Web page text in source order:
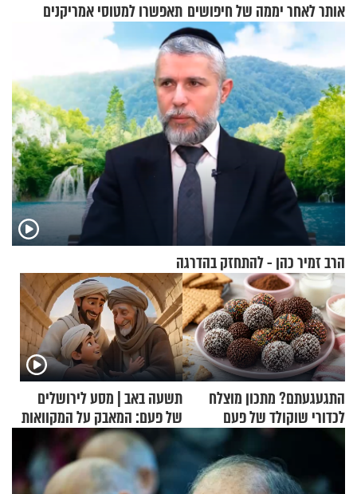
אותר לאחר יממה של חיפושים תאפשרו למטוסי אמריקנים
להמריא מהשטח שלכם"
הרב זמיר כהן - להתחזק בהדרגה
התגעגעתם? מתכון מוצלח
לכדורי שוקולד של פעם
תשעה באב | מסע לירושלים
של פעם: המאבק על המקוואות